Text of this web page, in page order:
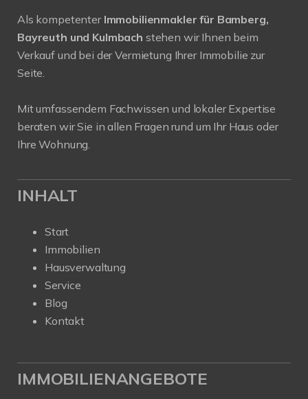
Als kompetenter Immobilienmakler für Bamberg,
Bayreuth und Kulmbach stehen wir Ihnen beim
Verkauf und bei der Vermietung Ihrer Immobilie zur
Seite.
Mit umfassendem Fachwissen und lokaler Expertise
beraten wir Sie in allen Fragen rund um Ihr Haus oder
Ihre Wohnung.
INHALT
Start
Immobilien
Hausverwaltung
Service
Blog
Kontakt
IMMOBILIENANGEBOTE